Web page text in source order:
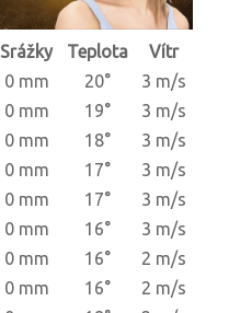
Srážky Teplota
Vítr
0 mm 20°
3 m/s
0 mm 19°
3 m/s
0 mm 18°
3 m/s
0 mm 17°
3 m/s
0 mm 17°
3 m/s
0 mm 16°
3 m/s
0 mm 16°
2 m/s
0 mm 16°
2 m/s